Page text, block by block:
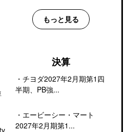
もっと見る
決算
・ チヨダ2027年2月期第1四
半期、PB強...
・ エービーシー・マート
2027年2月期第1...